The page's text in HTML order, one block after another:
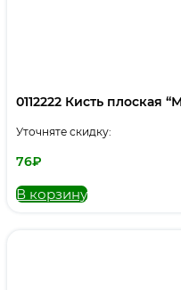
0112222 Кисть плоская
Уточняте скидку:
76₽
В корзину